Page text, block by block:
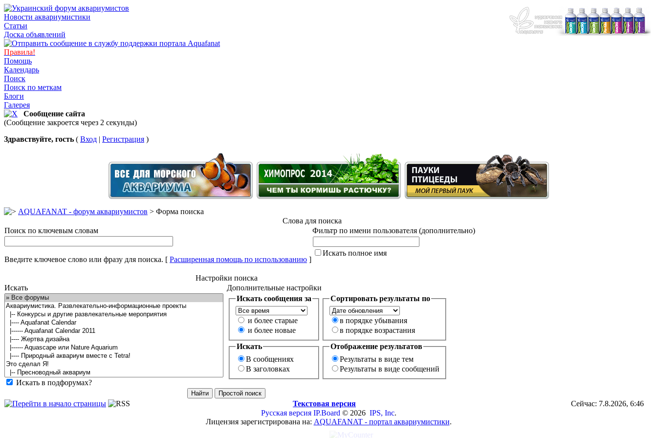
Новости аквариумистики
Статьи
Доска объявлений
Правила!
Помощь
Календарь
Поиск
Поиск по меткам
Блоги
Галерея
Сообщение сайта
(Сообщение закроется через 2 секунды)
Здравствуйте, гость ( Вход | Регистрация )
AQUAFANAT - форум аквариумистов > Форма поиска
Слова для поиска
Поиск по ключевым словам
Фильтр по имени пользователя (дополнительно)
Введите ключевое слово или фразу для поиска. [ Расширенная помощь по использованию ]
Искать полное имя
Настройки поиска
Искать
Дополнительные настройки
Искать в подфорумах?
Искать сообщения за
и более старые
и более новые
Сортировать результаты по
в порядке убывания
в порядке возрастания
Искать
В сообщениях
В заголовках
Отображение результатов
Результаты в виде тем
Результаты в виде сообщений
Текстовая версия
Сейчас: 7.8.2026, 6:46
Русская версия IP.Board © 2026 IPS, Inc.
Лицензия зарегистрирована на: AQUAFANAT - портал аквариумистики.